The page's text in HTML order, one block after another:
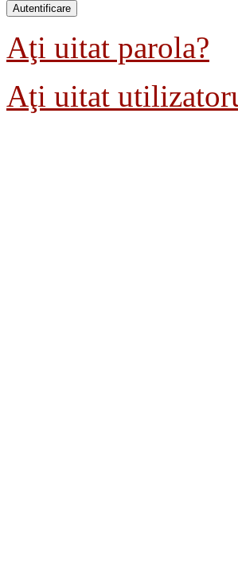
Aţi uitat parola?
Aţi uitat